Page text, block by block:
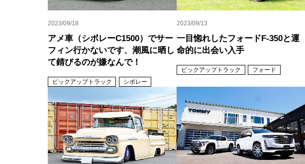
2023/09/18
アメ車（シボレーC1500）でサー
フィン行かないです、潮風に晒し
て錆びるのが嫌なんで！
ピックアップトラック シボレー
2023/09/13
一目惚れしたフォードF-350と運
命的に出会い入手
ピックアップトラック フォード